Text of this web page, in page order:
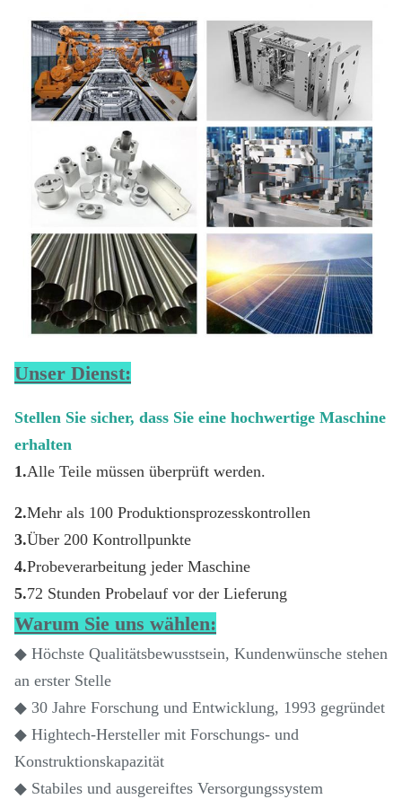
Unser Dienst:
Stellen Sie sicher, dass Sie eine hochwertige Maschine
erhalten
1.Alle Teile müssen überprüft werden.
2.Mehr als 100 Produktionsprozesskontrollen
3.Über 200 Kontrollpunkte
4.Probeverarbeitung jeder Maschine
5.72 Stunden Probelauf vor der Lieferung
Warum Sie uns wählen:
◆ Höchste Qualitätsbewusstsein, Kundenwünsche stehen
an erster Stelle
◆ 30 Jahre Forschung und Entwicklung, 1993 gegründet
◆ Hightech-Hersteller mit Forschungs- und
Konstruktionskapazität
◆ Stabiles und ausgereiftes Versorgungssystem